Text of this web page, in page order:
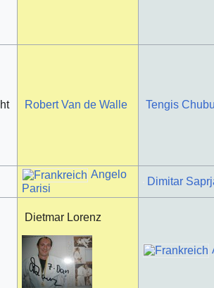
Robert Van de Walle Tengis
Angelo
Parisi
Dimitar
Dietmar Lorenz